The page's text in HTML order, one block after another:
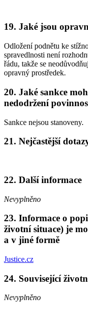
19. Jaké jsou
Odložení podnětu ke
spravedlnosti není
řádu, takže se
opravný prostředek.
20. Jaké sankce
nedodržení
Sankce nejsou stanoveny.
21. Nejčastější
22. Další informace
Nevyplněno
23. Informace o
životní situace) je
a v jiné formě
Justice.cz
24. Související
Nevyplněno